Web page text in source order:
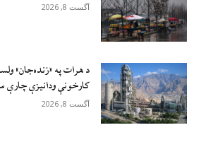
آگست 8, 2026
د هرات په «زنده‌جان»
کارخونې ودانیزې چارې
آگست 8, 2026